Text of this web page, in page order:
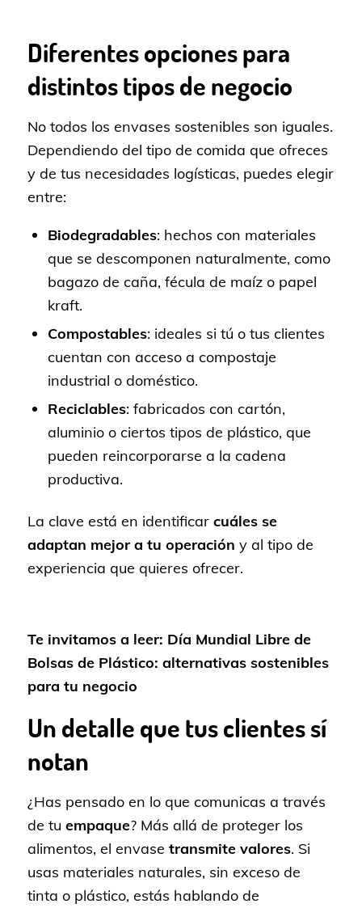
Diferentes opciones para
distintos tipos de negocio
No todos los envases sostenibles son iguales.
Dependiendo del tipo de comida que ofreces
y de tus necesidades logísticas, puedes elegir
entre:
Biodegradables: hechos con materiales
que se descomponen naturalmente, como
bagazo de caña, fécula de maíz o papel
kraft.
Compostables: ideales si tú o tus clientes
cuentan con acceso a compostaje
industrial o doméstico.
Reciclables: fabricados con cartón,
aluminio o ciertos tipos de plástico, que
pueden reincorporarse a la cadena
productiva.
La clave está en identificar cuáles se
adaptan mejor a tu operación y al tipo de
experiencia que quieres ofrecer.
Te invitamos a leer: Día Mundial Libre de
Bolsas de Plástico: alternativas sostenibles
para tu negocio
Un detalle que tus clientes sí
notan
¿Has pensado en lo que comunicas a través
de tu empaque? Más allá de proteger los
alimentos, el envase transmite valores. Si
usas materiales naturales, sin exceso de
tinta o plástico, estás hablando de